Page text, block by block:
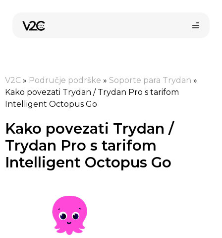
sadržaj
Kupi online
V2C » Područje podrške » Soporte para Trydan »
Kako povezati Trydan / Trydan Pro s tarifom
Intelligent Octopus Go
Kako povezati Trydan /
Trydan Pro s tarifom
Intelligent Octopus Go